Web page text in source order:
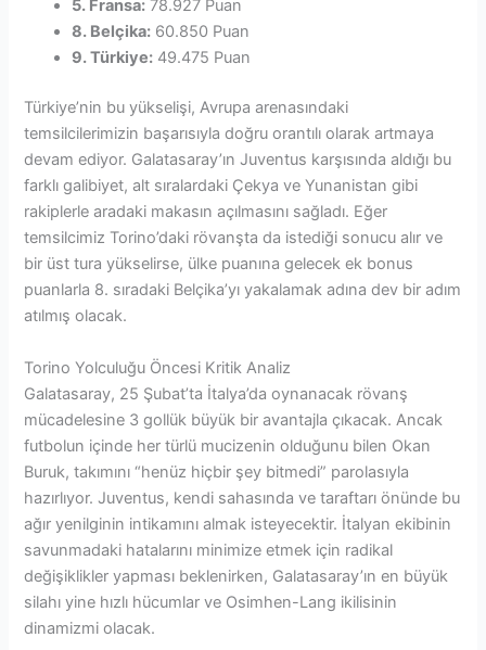
5. Fransa: 78.927 Puan
8. Belçika: 60.850 Puan
9. Türkiye: 49.475 Puan
Türkiye’nin bu yükselişi, Avrupa arenasındaki
temsilcilerimizin başarısıyla doğru orantılı olarak artmaya
devam ediyor. Galatasaray’ın Juventus karşısında aldığı bu
farklı galibiyet, alt sıralardaki Çekya ve Yunanistan gibi
rakiplerle aradaki makasın açılmasını sağladı. Eğer
temsilcimiz Torino’daki rövanşta da istediği sonucu alır ve
bir üst tura yükselirse, ülke puanına gelecek ek bonus
puanlarla 8. sıradaki Belçika’yı yakalamak adına dev bir adım
atılmış olacak.
Torino Yolculuğu Öncesi Kritik Analiz
Galatasaray, 25 Şubat’ta İtalya’da oynanacak rövanş
mücadelesine 3 gollük büyük bir avantajla çıkacak. Ancak
futbolun içinde her türlü mucizenin olduğunu bilen Okan
Buruk, takımını “henüz hiçbir şey bitmedi” parolasıyla
hazırlıyor. Juventus, kendi sahasında ve taraftarı önünde bu
ağır yenilginin intikamını almak isteyecektir. İtalyan ekibinin
savunmadaki hatalarını minimize etmek için radikal
değişiklikler yapması beklenirken, Galatasaray’ın en büyük
silahı yine hızlı hücumlar ve Osimhen-Lang ikilisinin
dinamizmi olacak.